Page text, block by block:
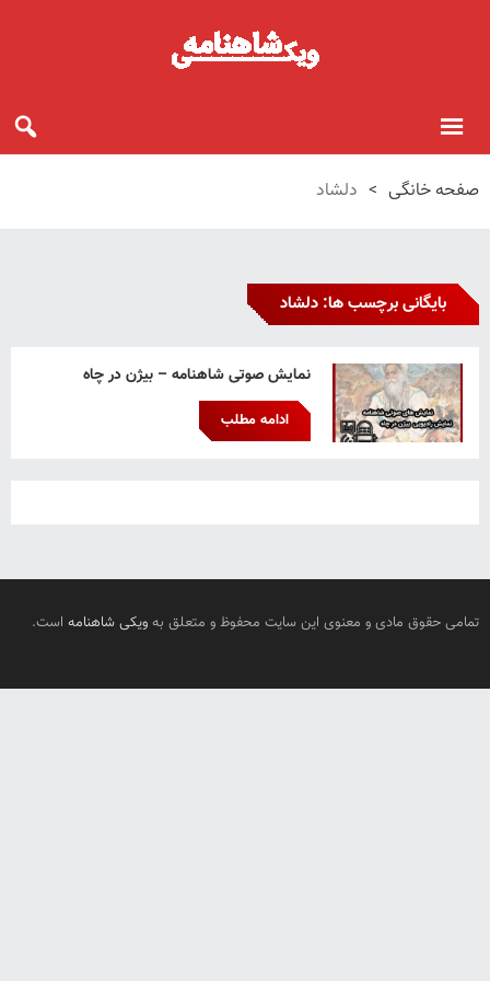
صفحه خانگی > دلشاد
بایگانی برچسب ها: دلشاد
نمایش صوتی شاهنامه – بیژن در چاه
ادامه مطلب
تمامی حقوق مادی و معنوی این سایت محفوظ و متعلق به ویکی شاهنامه است.